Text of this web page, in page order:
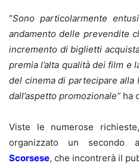
“Sono particolarmente
andamento delle prevendite
incremento di biglietti
premia l’alta qualità dei film e
del cinema di partecipare alla
dall’aspetto promozionale” ha
Viste le numerose
organizzato un secondo
Scorsese, che incontrerà il